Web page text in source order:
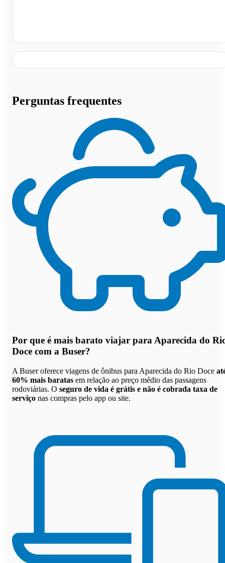
Perguntas frequentes
Por que é mais barato viajar para Aparecida do
Doce com a Buser?
A Buser oferece viagens de ônibus para Aparecida do Rio Doce
60% mais baratas em relação ao preço médio das passagens
rodoviárias. O seguro de vida é grátis e não é cobrada taxa de
serviço nas compras pelo app ou site.